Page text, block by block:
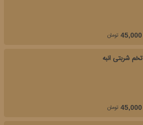
45,000 تومان
تخم شربتی انبه
45,000 تومان